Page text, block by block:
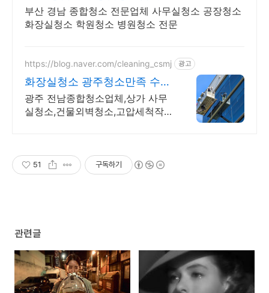
부산 경남 종합청소 전문업체 사무실청소 공장청소
화장실청소 학원청소 병원청소 전문
https://blog.naver.com/cleaning_csmj 광고
화장실청소 광주청소만족 수많
은 현장이 선택한종합청소
광주 전남종합청소업체,상가 사무
실청소,건물외벽청소,고압세척작
리 허가업체
51 구독하기
관련글